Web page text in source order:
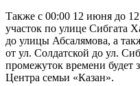
Также с 00:00 12 июня до
участок по улице Сибгата
до улицы Абсалямова, а
от ул. Солдатской до ул.
промежуток времени будет
Центра семьи «Казан».